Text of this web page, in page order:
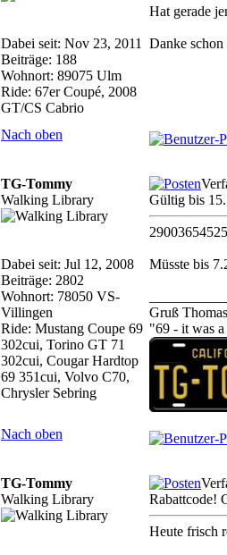
Dabei seit: Nov 23, 2011
Beiträge: 188
Wohnort: 89075 Ulm
Ride: 67er Coupé, 2008
GT/CS Cabrio
Hat gerade
Danke
Nach oben
TG-Tommy
Walking Library
Dabei seit: Jul 12, 2008
Beiträge: 2802
Wohnort: 78050 VS-
Villingen
Ride: Mustang Coupe 69
302cui, Torino GT 71
302cui, Cougar Hardtop
69 351cui, Volvo C70,
Chrysler Sebring
Gültig bis
Müsste bis
Gruß Thomas
"69 - it was
Nach oben
TG-Tommy
Walking Library
Rabattcode!
Heute frisch